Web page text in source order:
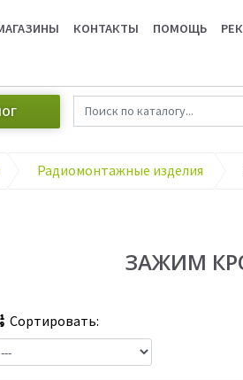
КОНТАКТЫ ПОМОЩЬ
Радиомонтажные изделия
ЗАЖИМ
Сортировать: